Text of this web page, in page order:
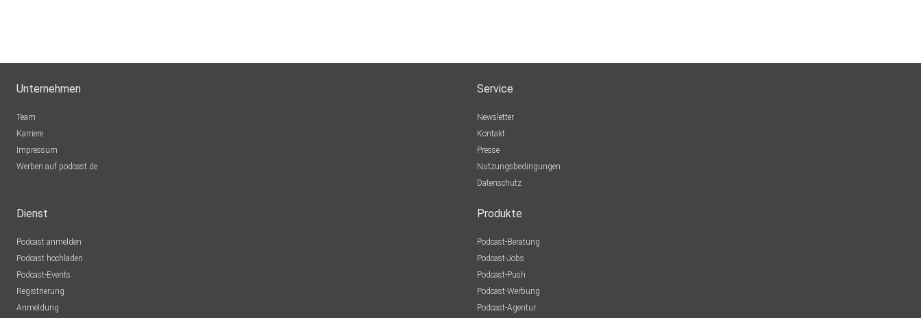
Unternehmen
Team
Karriere
Impressum
Werben auf podcast.de
Service
Newsletter
Kontakt
Presse
Nutzungsbedingungen
Datenschutz
Dienst
Podcast anmelden
Podcast hochladen
Podcast-Events
Registrierung
Anmeldung
Produkte
Podcast-Beratung
Podcast-Jobs
Podcast-Push
Podcast-Werbung
Podcast-Agentur